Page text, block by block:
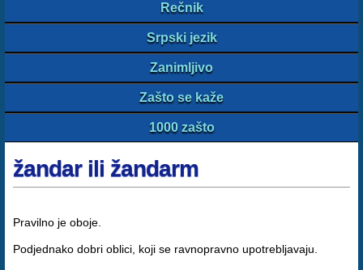
Rečnik
Srpski jezik
Zanimljivo
Zašto se kaže
1000 zašto
žandar ili žandarm
Pravilno je oboje.
Podjednako dobri oblici, koji se ravnopravno upotrebljavaju.